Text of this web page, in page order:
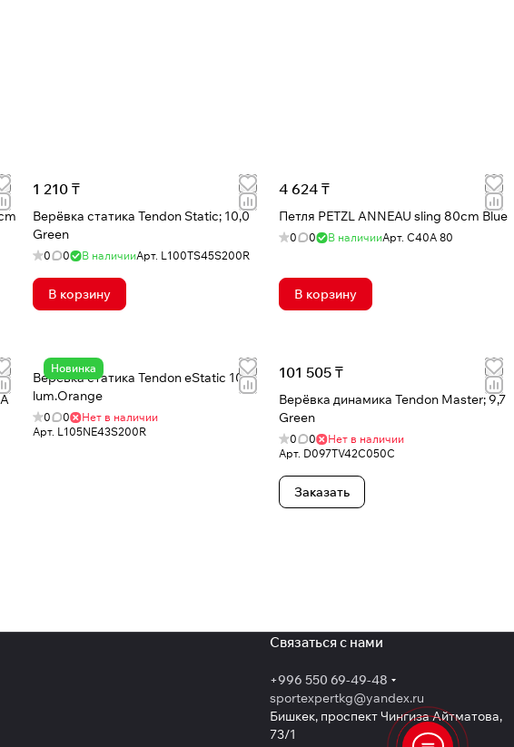
1 210 ₸
Верёвка статика Tendon Static; 10,0
Green
0 0 В наличииАрт. L100TS45S200R
В корзину
4 624 ₸
Петля PETZL ANNEAU sling 80cm Blue
0 0 В наличииАрт. C40A 80
В корзину
Новинка
Верёвка статика Tendon eStatic 10,5
lum.Orange
0 0
Нет в наличии
Арт. L105NE43S200R
101 505 ₸
Верёвка динамика Tendon Master; 9,7
Green
0 0
Нет в наличии
Арт. D097TV42C050C
Заказать
Связаться с нами
+996 550 69-49-48
sportexpertkg@yandex.ru
Бишкек, проспект Чингиза Айтматова,
73/1